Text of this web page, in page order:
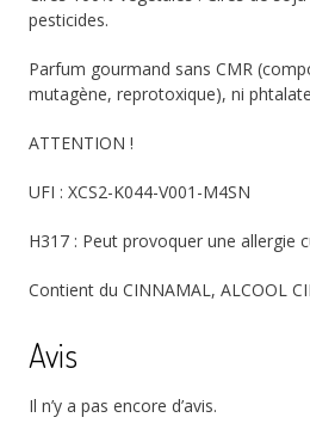
pesticides.
Parfum gourmand sans CMR
mutagène, reprotoxique), ni
ATTENTION !
UFI : XCS2-K044-V001-M4SN
H317 : Peut provoquer une allergie
Contient du CINNAMAL, ALCOOL
Avis
Il n’y a pas encore d’avis.